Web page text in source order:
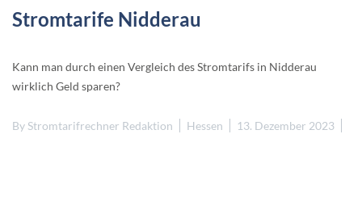
Stromtarife Nidderau
Kann man durch einen Vergleich des Stromtarifs in Nidderau
wirklich Geld sparen?
By Stromtarifrechner Redaktion Hessen 13. Dezember 2023